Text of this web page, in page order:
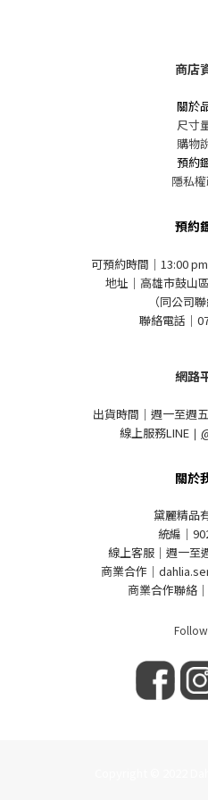
商店
關於
尺寸
購物
預約
隱私
預約
可預約時間｜13:00
地址｜高雄市鼓山
（同公司
聯絡電話｜
網路
出貨時間｜週一至週
線上服務LINE ｜
關於
黛麗精品
統編｜
線上客服｜週一至
商業合作｜
商業合作聯絡